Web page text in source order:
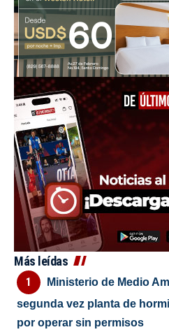
Más leídas
Ministerio de Medio
segunda vez planta de
por operar sin permisos